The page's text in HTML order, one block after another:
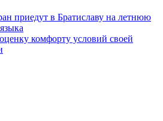
приедут в Братиславу на летнюю
комфорту условий своей